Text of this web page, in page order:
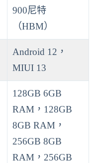
900尼特
（HBM）
Android 12，
MIUI 13
128GB 6GB
RAM，128GB
8GB RAM，
256GB 8GB
RAM，256GB